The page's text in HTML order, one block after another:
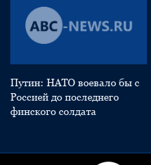
Путин: НАТО воевало бы с
Россией до последнего
финского солдата